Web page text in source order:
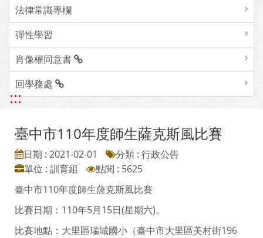
法律常識專欄
彈性學習
肖像權同意書
回學務處
:::
臺中市110年度師生薩克斯風比賽
日期 : 2021-02-01
分類 : 行政公告
單位 : 訓育組
點閱 : 5625
臺中市110年度師生薩克斯風比賽
比賽日期：110年5月15日(星期六)。
比賽地點：大里區瑞城國小（臺中市大里區美村街196